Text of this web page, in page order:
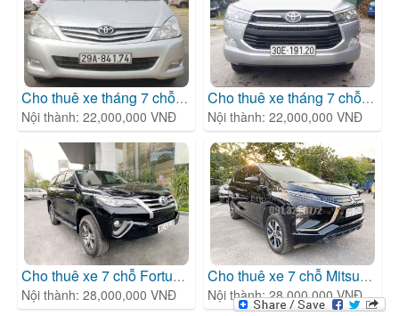
Cho thuê xe tháng 7 chỗ To
| Cho thuê xe tháng 7 chỗ
Nội thành: 22,000,000 VNĐ
Cho thuê xe tháng 7 chỗ To
Nội thành: 22,000,000 VNĐ
Cho thuê xe 7 chỗ Fortuner
| Cho thuê xe tháng 7 chỗ
Nội thành: 28,000,000 VNĐ
Cho thuê xe 7 chỗ Mitsubish
Nội thành: 28,000,000 VNĐ